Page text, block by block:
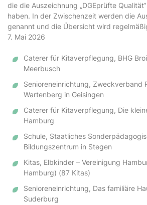
die die Auszeichnung „DGEprüfte
haben. In der Zwischenzeit werden die
genannt und die Übersicht wird
7. Mai 2026
Caterer für Kitaverpflegung, BHG
Meerbusch
Senioreneinrichtung, Zweckverband
Wartenberg in Geisingen
Caterer für Kitaverpflegung, Die
Hamburg
Schule, Staatliches
Bildungszentrum in Stegen
Kitas, Elbkinder – Vereinigung
Hamburg) (87 Kitas)
Senioreneinrichtung, Das familiäre
Suderburg